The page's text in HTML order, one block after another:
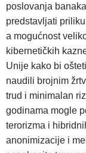
poslovanja
predstavljati
a mogućnost
kibernetičkih
Unije kako bi
naudili brojnim
trud i minimalan
godinama mogle
terorizma i
anonimizacije i